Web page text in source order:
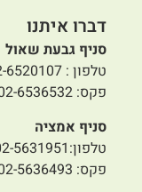
דברו איתנו
סניף גבעת שאול
טלפון : 02-6520107
פקס: 02-6536532
סניף אמציה
טלפון:02-5631951
פקס: 02-5636493